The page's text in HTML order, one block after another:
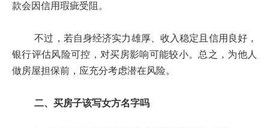
款会因信用瑕疵受阻。
不过，若自身经济实力雄厚、收入稳定且信用良好，
银行评估风险可控，对买房影响可能较小。总之，为他人
做房屋担保前，应充分考虑潜在风险。
二、买房子该写女方名字吗